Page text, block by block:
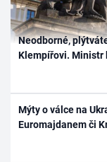
Neodborné,
Klempířovi.
Mýty o válce na
Euromajdanem či